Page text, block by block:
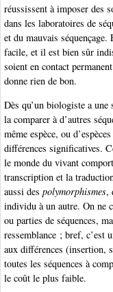
réussissent à imposer des
dans les laboratoires de
et du mauvais séquençage.
facile, et il est bien sûr
soient en contact
donne rien de bon.
Dès qu’un biologiste a une
la comparer à d’autres
même espèce, ou
différences significatives.
le monde du vivant
transcription et la
aussi des polymorphismes,
individu à un autre. On ne
ou parties de séquences,
ressemblance ; bref, c’est
aux différences (insertion,
toutes les séquences à
le coût le plus faible.